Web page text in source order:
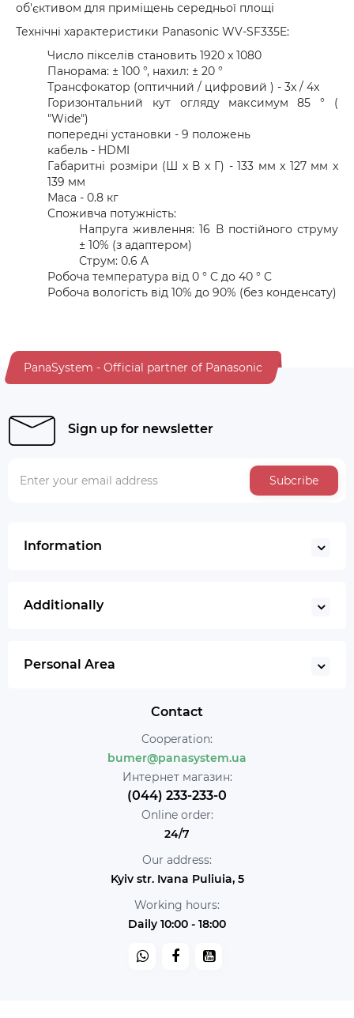
об'єктивом для приміщень середньої площі
Технічні характеристики Panasonic WV-SF335E:
Число пікселів становить 1920 x 1080
Панорама: ± 100 °, нахил: ± 20 °
Трансфокатор (оптичний / цифровий ) - 3x / 4x
Горизонтальний кут огляду максимум 85 ° (
"Wide")
попередні установки - 9 положень
кабель - HDMI
Габаритні розміри (Ш x В x Г) - 133 мм x 127 мм x
139 мм
Маса - 0.8 кг
Споживча потужність:
Напруга живлення: 16 В постійного струму
± 10% (з адаптером)
Струм: 0.6 A
Робоча температура від 0 ° C до 40 ° C
Робоча вологість від 10% до 90% (без конденсату)
PanaSystem - Official partner of Panasonic
Sign up for newsletter
Subcribe
Information
Additionally
Personal Area
Contact
Cooperation:
bumer@panasystem.ua
Интернет магазин:
(044) 233-233-0
Online order:
24/7
Our address:
Kyiv str. Ivana Puliuia, 5
Working hours:
Daily 10:00 - 18:00